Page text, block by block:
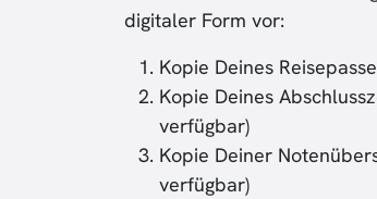
digitaler Form vor:
Kopie Deines
Kopie Deines
verfügbar)
Kopie Deiner
verfügbar)